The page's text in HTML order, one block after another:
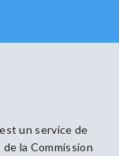
un service de
la Commission